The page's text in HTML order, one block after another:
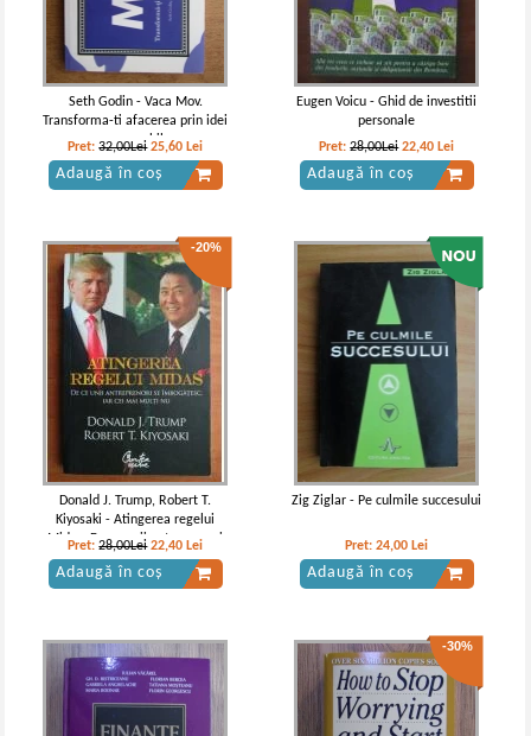
Seth Godin - Vaca Mov.
Transforma-ti afacerea prin idei
remarcabile
Pret:32,00Lei 25,60 Lei
Adaugă în coș
Eugen Voicu - Ghid de investitii
personale
Pret:28,00Lei 22,40 Lei
Adaugă în coș
-20%
Donald J. Trump, Robert T.
Kiyosaki - Atingerea regelui
Midas. De ce unii antreprenori
se imbogatesc, iar cei mai multi
nu
Pret:28,00Lei 22,40 Lei
Adaugă în coș
Zig Ziglar - Pe culmile succesului
Pret:24,00 Lei
Adaugă în coș
-30%